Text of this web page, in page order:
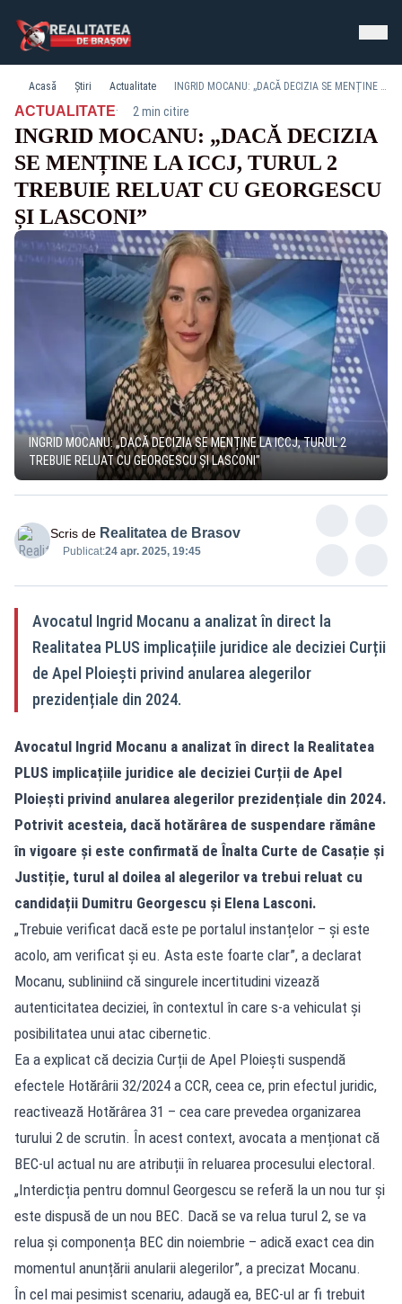
Acasă Știri Actualitate INGRID MOCANU: „DACĂ DECIZIA SE MENȚINE LA ICCJ, TURUL 2 TREBUIE RELUAT CU GEORGESCU ȘI LASCONI”
ACTUALITATE· 2 min citire
INGRID MOCANU: „DACĂ DECIZIA
SE MENȚINE LA ICCJ, TURUL 2
TREBUIE RELUAT CU GEORGESCU
ȘI LASCONI”
INGRID MOCANU: „DACĂ DECIZIA SE MENȚINE LA ICCJ, TURUL 2
TREBUIE RELUAT CU GEORGESCU ȘI LASCONI”
Scris de Realitatea de Brasov
Publicat:24 apr. 2025, 19:45
Avocatul Ingrid Mocanu a analizat în direct la
Realitatea PLUS implicațiile juridice ale deciziei Curții
de Apel Ploiești privind anularea alegerilor
prezidențiale din 2024.
Avocatul Ingrid Mocanu a analizat în direct la Realitatea
PLUS implicațiile juridice ale deciziei Curții de Apel
Ploiești privind anularea alegerilor prezidențiale din 2024.
Potrivit acesteia, dacă hotărârea de suspendare rămâne
în vigoare și este confirmată de Înalta Curte de Casație și
Justiție, turul al doilea al alegerilor va trebui reluat cu
candidații Dumitru Georgescu și Elena Lasconi.
„Trebuie verificat dacă este pe portalul instanțelor – și este
acolo, am verificat și eu. Asta este foarte clar”, a declarat
Mocanu, subliniind că singurele incertitudini vizează
autenticitatea deciziei, în contextul în care s-a vehiculat și
posibilitatea unui atac cibernetic.
Ea a explicat că decizia Curții de Apel Ploiești suspendă
efectele Hotărârii 32/2024 a CCR, ceea ce, prin efectul juridic,
reactivează Hotărârea 31 – cea care prevedea organizarea
turului 2 de scrutin. În acest context, avocata a menționat că
BEC-ul actual nu are atribuții în reluarea procesului electoral.
„Interdicția pentru domnul Georgescu se referă la un nou tur și
este dispusă de un nou BEC. Dacă se va relua turul 2, se va
relua și componența BEC din noiembrie – adică exact cea din
momentul anunțării anularii alegerilor”, a precizat Mocanu.
În cel mai pesimist scenariu, adaugă ea, BEC-ul ar fi trebuit